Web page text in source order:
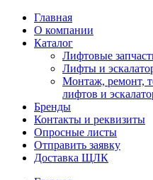
Главная
О компании
Каталог
Лифтовые
Лифты и
Монтаж, ремонт,
лифтов и
Бренды
Контакты и реквизиты
Опросные листы
Отправить заявку
Доставка ЩЛК